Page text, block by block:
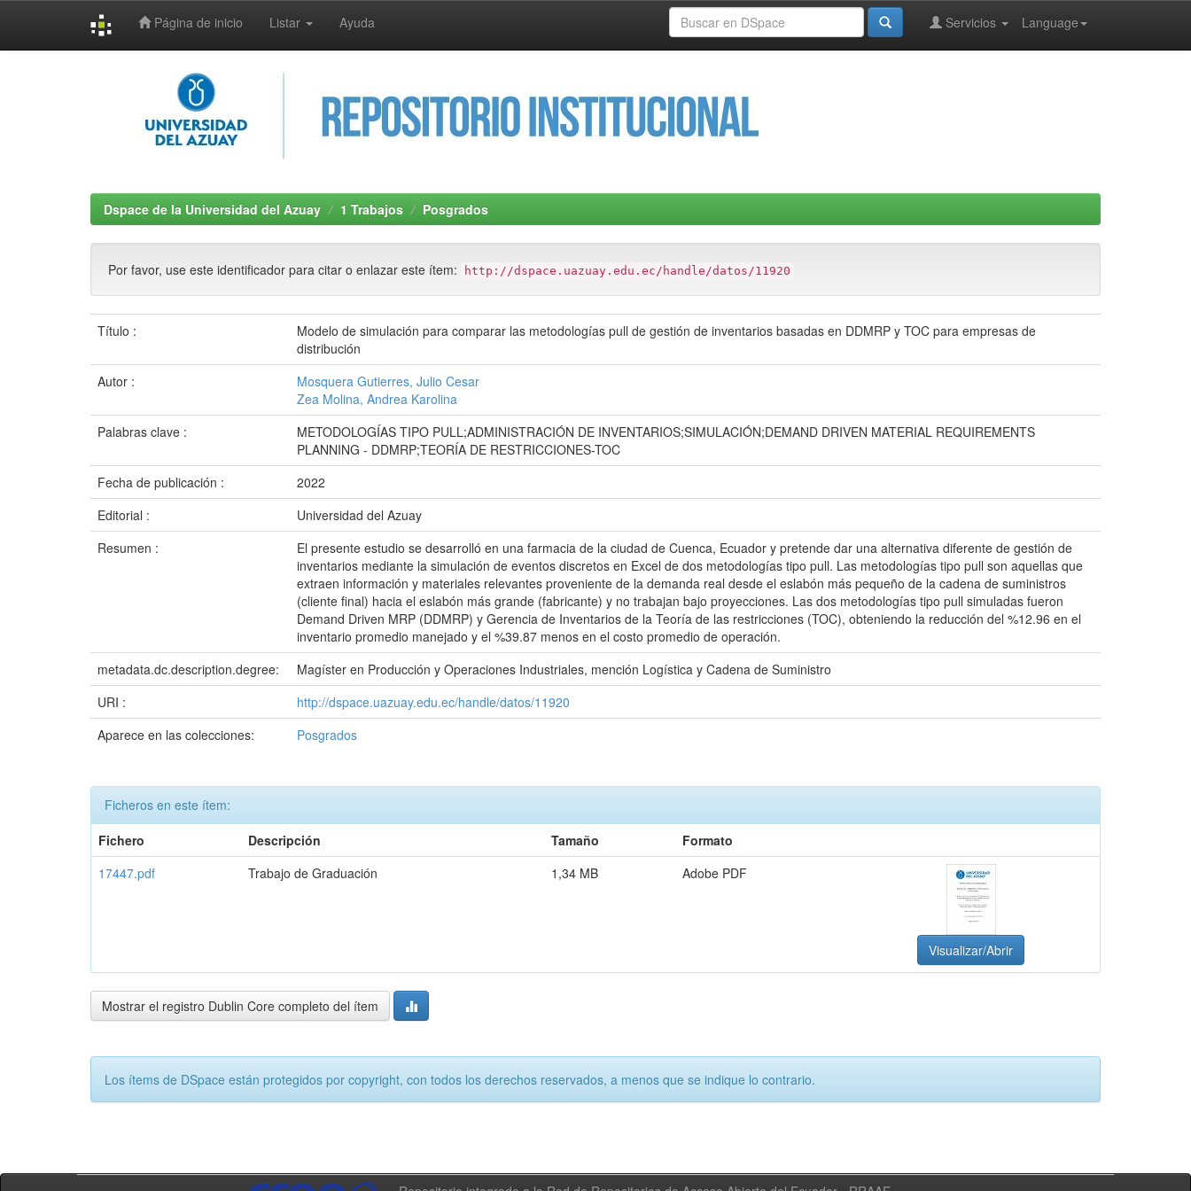
Página de inicio Listar Ayuda Language
Servicios
Dspace de la Universidad del Azuay 1 Trabajos Posgrados
Por favor, use este identificador para citar o enlazar este ítem: http://dspace.uazuay.edu.ec/handle/datos/11920
Título :
Modelo de simulación para comparar las metodologías pull de gestión de inventarios basadas en DDMRP y TOC para empresas de
distribución
Autor :
Mosquera Gutierres, Julio Cesar
Zea Molina, Andrea Karolina
Palabras clave :
METODOLOGÍAS TIPO PULL;ADMINISTRACIÓN DE INVENTARIOS;SIMULACIÓN;DEMAND DRIVEN MATERIAL REQUIREMENTS
PLANNING - DDMRP;TEORÍA DE RESTRICCIONES-TOC
Fecha de publicación :
2022
Editorial :
Universidad del Azuay
Resumen :
El presente estudio se desarrolló en una farmacia de la ciudad de Cuenca, Ecuador y pretende dar una alternativa diferente de gestión de
inventarios mediante la simulación de eventos discretos en Excel de dos metodologías tipo pull. Las metodologías tipo pull son aquellas que
extraen información y materiales relevantes proveniente de la demanda real desde el eslabón más pequeño de la cadena de suministros
(cliente final) hacia el eslabón más grande (fabricante) y no trabajan bajo proyecciones. Las dos metodologías tipo pull simuladas fueron
Demand Driven MRP (DDMRP) y Gerencia de Inventarios de la Teoría de las restricciones (TOC), obteniendo la reducción del %12.96 en el
inventario promedio manejado y el %39.87 menos en el costo promedio de operación.
metadata.dc.description.degree:
Magíster en Producción y Operaciones Industriales, mención Logística y Cadena de Suministro
URI :
http://dspace.uazuay.edu.ec/handle/datos/11920
Aparece en las colecciones:
Posgrados
Ficheros en este ítem:
Fichero
Descripción Tamaño
Formato
17447.pdf
Trabajo de Graduación 1,34 MB Adobe PDF
Visualizar/Abrir
Mostrar el registro Dublin Core completo del ítem
Los ítems de DSpace están protegidos por copyright, con todos los derechos reservados, a menos que se indique lo contrario.